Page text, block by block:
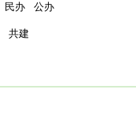
民办 公办
共建